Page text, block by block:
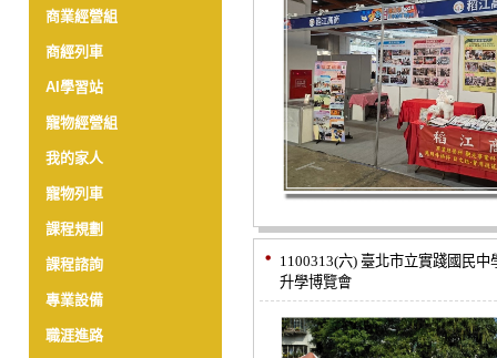
商業經營組
商經列車
AI學習站
寵物經營組
我的家人
寵物列車
課程規劃
課程諮詢
專業設備
職涯進路
1100313(六) 臺北市立實踐國民
升學博覽會